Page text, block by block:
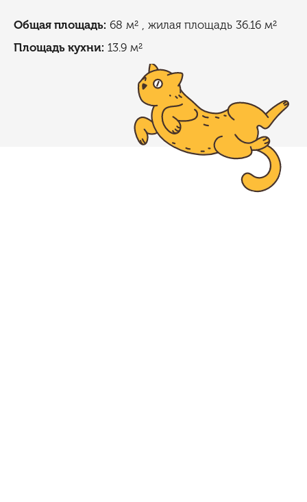
Общая площадь: 68 м²
, жилая площадь 36.16 м²
Площадь кухни: 13.9 м²